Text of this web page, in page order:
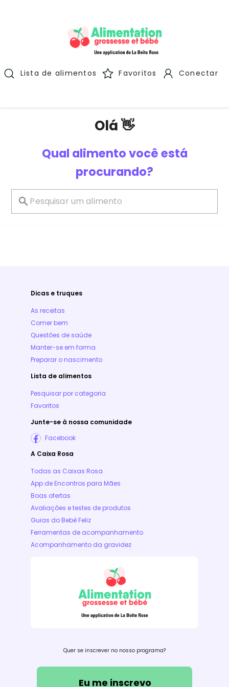
Lista de alimentos Favoritos Conectar
Olá 👋
Qual alimento você está
procurando?
Dicas e truques
As receitas
Comer bem
Questões de saúde
Manter-se em forma
Preparar o nascimento
Lista de alimentos
Pesquisar por categoria
Favoritos
Junte-se à nossa comunidade
Facebook
A Caixa Rosa
Todas as Caixas Rosa
App de Encontros para Mães
Boas ofertas
Avaliações e testes de produtos
Guias do Bebê Feliz
Ferramentas de acompanhamento
Acompanhamento da gravidez
Quer se inscrever no nosso programa?
Eu me inscrevo